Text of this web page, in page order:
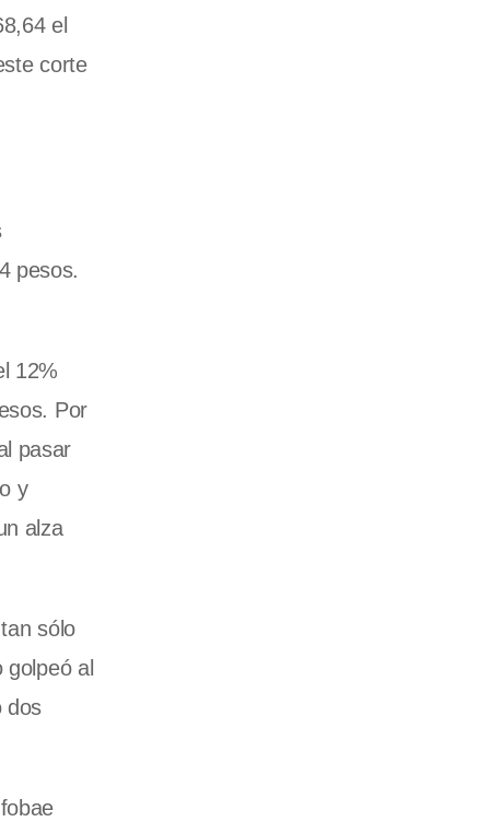
el
corte
pesos.
12%
Por
pasar
y
alza
sólo
al
dos